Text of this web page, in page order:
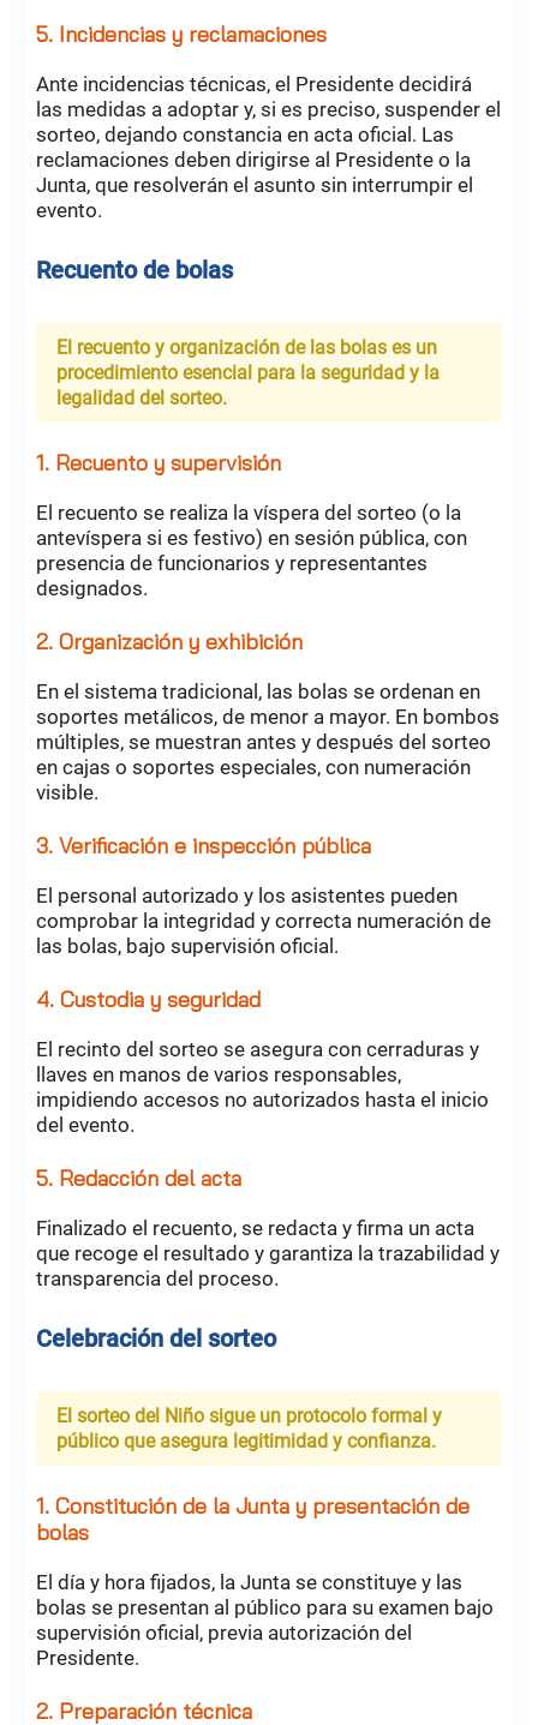
5. Incidencias y reclamaciones
Ante incidencias técnicas, el Presidente decidirá
las medidas a adoptar y, si es preciso, suspender el
sorteo, dejando constancia en acta oficial. Las
reclamaciones deben dirigirse al Presidente o la
Junta, que resolverán el asunto sin interrumpir el
evento.
Recuento de bolas
El recuento y organización de las bolas es un
procedimiento esencial para la seguridad y la
legalidad del sorteo.
1. Recuento y supervisión
El recuento se realiza la víspera del sorteo (o la
antevíspera si es festivo) en sesión pública, con
presencia de funcionarios y representantes
designados.
2. Organización y exhibición
En el sistema tradicional, las bolas se ordenan en
soportes metálicos, de menor a mayor. En bombos
múltiples, se muestran antes y después del sorteo
en cajas o soportes especiales, con numeración
visible.
3. Verificación e inspección pública
El personal autorizado y los asistentes pueden
comprobar la integridad y correcta numeración de
las bolas, bajo supervisión oficial.
4. Custodia y seguridad
El recinto del sorteo se asegura con cerraduras y
llaves en manos de varios responsables,
impidiendo accesos no autorizados hasta el inicio
del evento.
5. Redacción del acta
Finalizado el recuento, se redacta y firma un acta
que recoge el resultado y garantiza la trazabilidad y
transparencia del proceso.
Celebración del sorteo
El sorteo del Niño sigue un protocolo formal y
público que asegura legitimidad y confianza.
1. Constitución de la Junta y presentación de
bolas
El día y hora fijados, la Junta se constituye y las
bolas se presentan al público para su examen bajo
supervisión oficial, previa autorización del
Presidente.
2. Preparación técnica